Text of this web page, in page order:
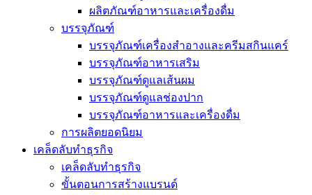
ผลิตภัณฑ์อาหารและเครื่องดื่ม
บรรจุภัณฑ์
บรรจุภัณฑ์เครื่องสำอางและครีมสกินแคร์
บรรจุภัณฑ์อาหารเสริม
บรรจุภัณฑ์ดูแลเส้นผม
บรรจุภัณฑ์ดูแลช่องปาก
บรรจุภัณฑ์อาหารและเครื่องดื่ม
การผลิตยอดนิยม
เคล็ดลับทำธุรกิจ
เคล็ดลับทำธุรกิจ
ขั้นตอนการสร้างแบรนด์